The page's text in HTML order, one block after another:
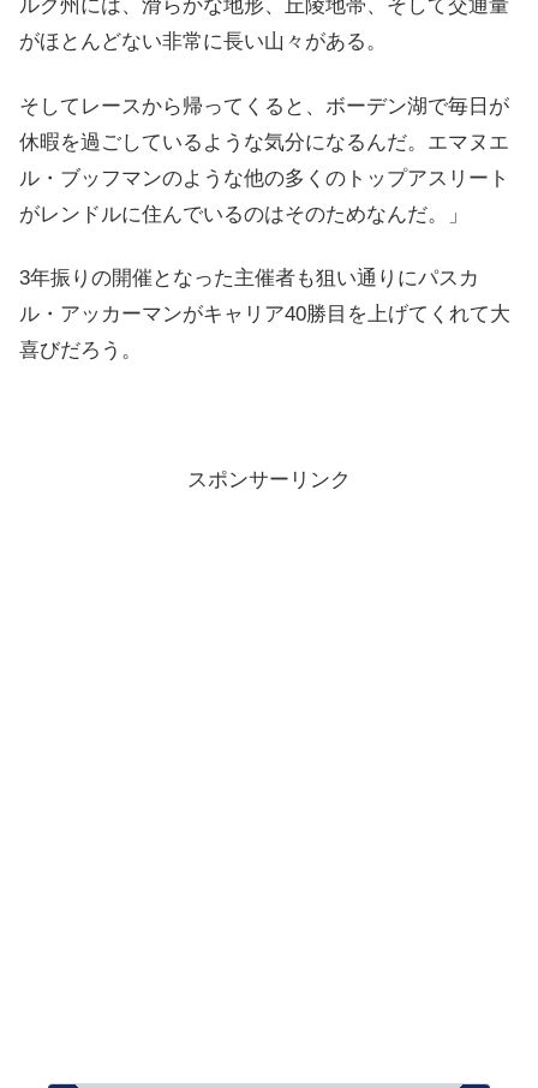
ルク州には、滑らかな地形、丘陵地帯、そして交通量
がほとんどない非常に長い山々がある。
そしてレースから帰ってくると、ボーデン湖で毎日が
休暇を過ごしているような気分になるんだ。エマヌエ
ル・ブッフマンのような他の多くのトップアスリート
がレンドルに住んでいるのはそのためなんだ。」
3年振りの開催となった主催者も狙い通りにパスカ
ル・アッカーマンがキャリア40勝目を上げてくれて大
喜びだろう。
スポンサーリンク